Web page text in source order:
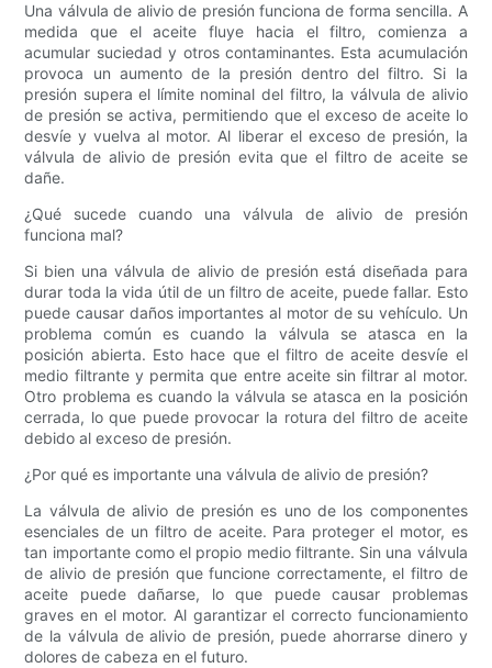
Una válvula de alivio de presión funciona de forma sencilla. A
medida que el aceite fluye hacia el filtro, comienza a
acumular suciedad y otros contaminantes. Esta acumulación
provoca un aumento de la presión dentro del filtro. Si la
presión supera el límite nominal del filtro, la válvula de alivio
de presión se activa, permitiendo que el exceso de aceite lo
desvíe y vuelva al motor. Al liberar el exceso de presión, la
válvula de alivio de presión evita que el filtro de aceite se
dañe.
¿Qué sucede cuando una válvula de alivio de presión
funciona mal?
Si bien una válvula de alivio de presión está diseñada para
durar toda la vida útil de un filtro de aceite, puede fallar. Esto
puede causar daños importantes al motor de su vehículo. Un
problema común es cuando la válvula se atasca en la
posición abierta. Esto hace que el filtro de aceite desvíe el
medio filtrante y permita que entre aceite sin filtrar al motor.
Otro problema es cuando la válvula se atasca en la posición
cerrada, lo que puede provocar la rotura del filtro de aceite
debido al exceso de presión.
¿Por qué es importante una válvula de alivio de presión?
La válvula de alivio de presión es uno de los componentes
esenciales de un filtro de aceite. Para proteger el motor, es
tan importante como el propio medio filtrante. Sin una válvula
de alivio de presión que funcione correctamente, el filtro de
aceite puede dañarse, lo que puede causar problemas
graves en el motor. Al garantizar el correcto funcionamiento
de la válvula de alivio de presión, puede ahorrarse dinero y
dolores de cabeza en el futuro.